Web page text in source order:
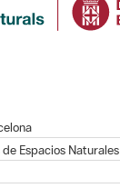
Espacios Naturales